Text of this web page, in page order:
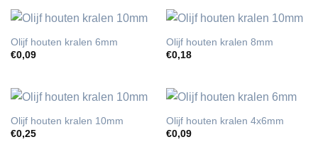
Olijf houten kralen 6mm
€0,09
Olijf houten kralen 8mm
€0,18
Olijf houten kralen 10mm
€0,25
Olijf houten kralen 4x6mm
€0,09